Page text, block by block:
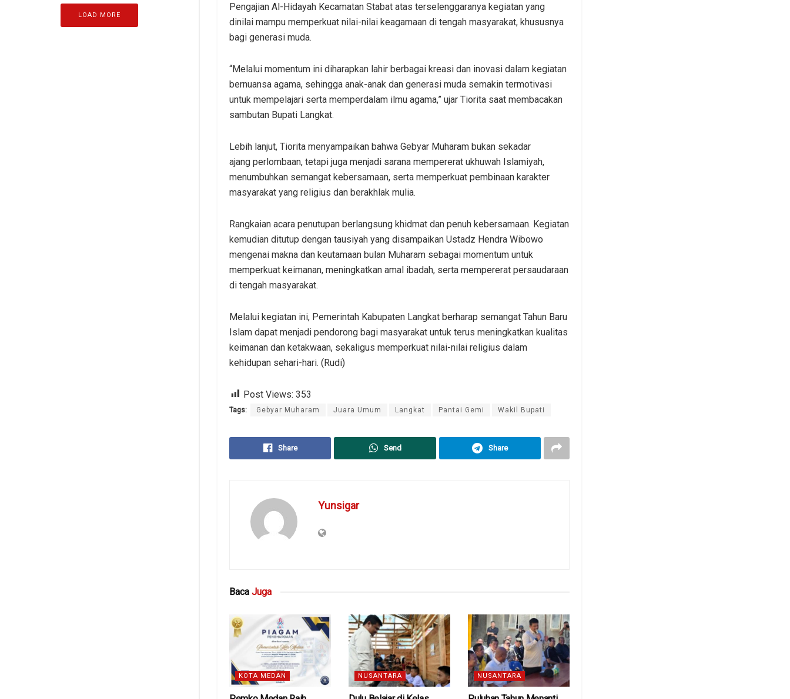
LOAD MORE
Pengajian Al-Hidayah Kecamatan Stabat atas terselenggaranya kegiatan yang
dinilai mampu memperkuat nilai-nilai keagamaan di tengah masyarakat, khususnya
bagi generasi muda.
“Melalui momentum ini diharapkan lahir berbagai kreasi dan inovasi dalam kegiatan
bernuansa agama, sehingga anak-anak dan generasi muda semakin termotivasi
untuk mempelajari serta memperdalam ilmu agama,” ujar Tiorita saat membacakan
sambutan Bupati Langkat.
Lebih lanjut, Tiorita menyampaikan bahwa Gebyar Muharam bukan sekadar
ajang perlombaan, tetapi juga menjadi sarana mempererat ukhuwah Islamiyah,
menumbuhkan semangat kebersamaan, serta memperkuat pembinaan karakter
masyarakat yang religius dan berakhlak mulia.
Rangkaian acara penutupan berlangsung khidmat dan penuh kebersamaan. Kegiatan
kemudian ditutup dengan tausiyah yang disampaikan Ustadz Hendra Wibowo
mengenai makna dan keutamaan bulan Muharam sebagai momentum untuk
memperkuat keimanan, meningkatkan amal ibadah, serta mempererat persaudaraan
di tengah masyarakat.
Melalui kegiatan ini, Pemerintah Kabupaten Langkat berharap semangat Tahun Baru
Islam dapat menjadi pendorong bagi masyarakat untuk terus meningkatkan kualitas
keimanan dan ketakwaan, sekaligus memperkuat nilai-nilai religius dalam
kehidupan sehari-hari. (Rudi)
Post Views: 353
Tags: Gebyar Muharam Juara Umum Langkat Pantai Gemi Wakil Bupati
Share Send Share
Yunsigar
Baca Juga
KOTA MEDAN NUSANTARA NUSANTARA